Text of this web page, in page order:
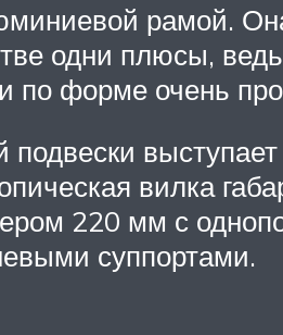
рамой.
одни плюсы,
по форме очень
подвески
вилка
220 мм с
суппортами.